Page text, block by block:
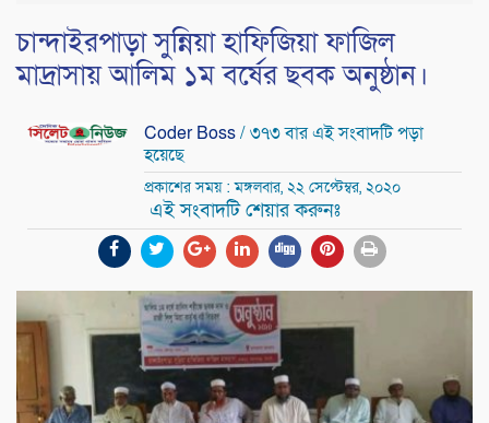
চান্দাইরপাড়া সুন্নিয়া হাফিজিয়া ফাজিল
মাদ্রাসায় আলিম ১ম বর্ষের ছবক অনুষ্ঠান।
Coder Boss/ ৩৭৩ বার এই সংবাদটি পড়া
হয়েছে
প্রকাশের সময় : মঙ্গলবার, ২২ সেপ্টেম্বর, ২০২০
এই সংবাদটি শেয়ার করুনঃ